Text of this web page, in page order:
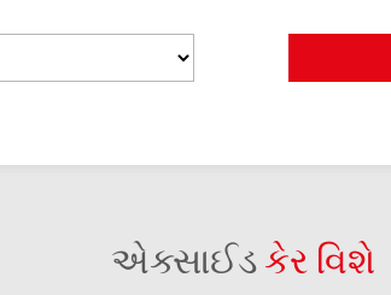
એક્સાઈડકેર વિશે